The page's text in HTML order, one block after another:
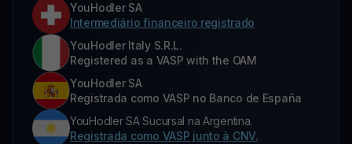
YouHodler SA
Intermediário financeiro registrado
YouHodler Italy S.R.L.
Registered as a VASP with the OAM
YouHodler SA
Registrada como VASP no Banco de España
YouHodler SA Sucursal na Argentina.
Registrada como VASP junto à CNV.